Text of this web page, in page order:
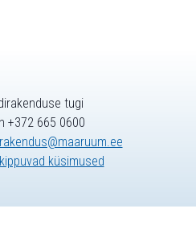
tugi
+372 665 0600
küsimused